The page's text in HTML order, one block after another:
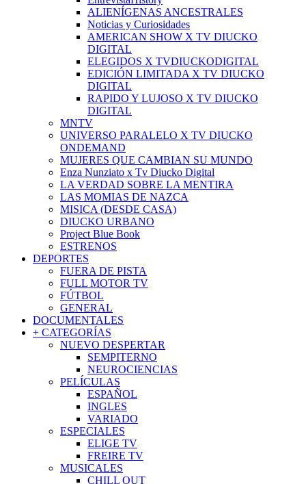
ALIENÍGENAS ANCESTRALES
Noticias y Curiosidades
AMERICAN SHOW X TV DIUCKO
DIGITAL
ELEGIDOS X TVDIUCKODIGITAL
EDICIÓN LIMITADA X TV DIUCKO
DIGITAL
RAPIDO Y LUJOSO X TV DIUCKO
DIGITAL
MNTV
UNIVERSO PARALELO X TV DIUCKO
ONDEMAND
MUJERES QUE CAMBIAN SU MUNDO
Enza Nunziato x Tv Diucko Digital
LA VERDAD SOBRE LA MENTIRA
LAS MOMIAS DE NAZCA
MISICA (DESDE CASA)
DIUCKO URBANO
Project Blue Book
ESTRENOS
DEPORTES
FUERA DE PISTA
FULL MOTOR TV
FÚTBOL
GENERAL
DOCUMENTALES
+ CATEGORÍAS
NUEVO DESPERTAR
SEMPITERNO
NEUROCIENCIAS
PELÍCULAS
ESPAÑOL
INGLES
VARIADO
ESPECIALES
ELIGE TV
FREIRE TV
MUSICALES
CHILL OUT